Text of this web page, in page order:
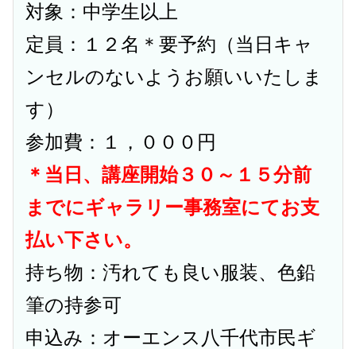
対象：中学生以上
定員：１２名＊要予約（当日キャ
ンセルのないようお願いいたしま
す）
参加費：１，０００円
＊当日、講座開始３０～１５分前
までにギャラリー事務室にてお支
払い下さい。
持ち物：汚れても良い服装、色鉛
筆の持参可
申込み：オーエンス八千代市民ギ